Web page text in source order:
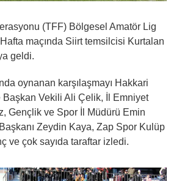
(TFF) Bölgesel Amatör Lig
maçında Siirt temsilcisi Kurtalan
geldi.
oynanan karşılaşmayı Hakkari
Vekili Ali Çelik, İl Emniyet
Gençlik ve Spor İl Müdürü Emin
Başkanı Zeydin Kaya, Zap Spor Kulüp
ve çok sayıda taraftar izledi.